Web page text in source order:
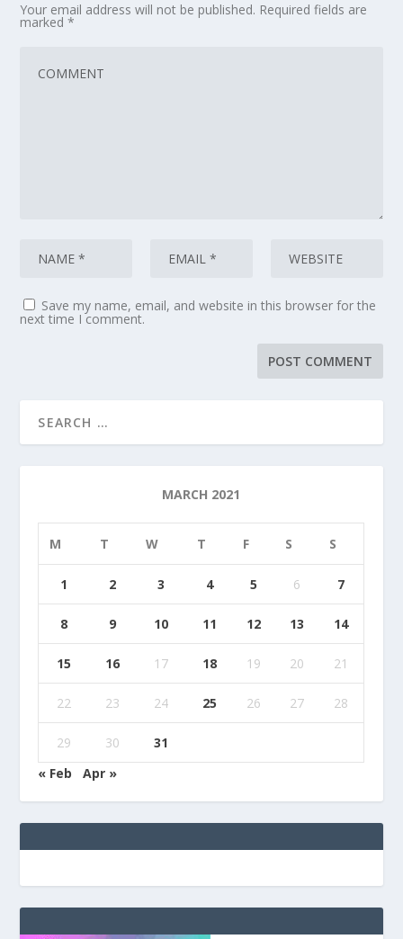
Your email address will not be published. Required fields are
marked*
Save my name, email, and website in this browser for the
next time I comment.
MARCH 2021
M T W T F S S
1 2 3 4 5 6 7
8 9 10 11 12 13 14
15 16 17 18 19 20 21
22 23 24 25 26 27 28
29 30
31
« Feb
Apr »
b